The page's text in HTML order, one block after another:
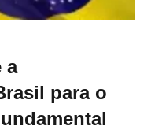
a
para o